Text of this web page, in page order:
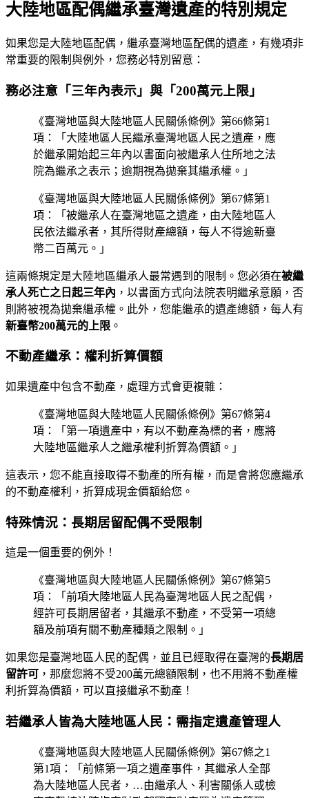
大陸地區配偶繼承臺灣遺產的特別規定
如果您是大陸地區配偶，繼承臺灣地區配偶的遺產，有幾項非
常重要的限制與例外，您務必特別留意：
務必注意「三年內表示」與「200萬元上限」
《臺灣地區與大陸地區人民關係條例》第66條第1
項：「大陸地區人民繼承臺灣地區人民之遺產，應
於繼承開始起三年內以書面向被繼承人住所地之法
院為繼承之表示；逾期視為拋棄其繼承權。」
《臺灣地區與大陸地區人民關係條例》第67條第1
項：「被繼承人在臺灣地區之遺產，由大陸地區人
民依法繼承者，其所得財產總額，每人不得逾新臺
幣二百萬元。」
這兩條規定是大陸地區繼承人最常遇到的限制。您必須在被繼
承人死亡之日起三年內 ，以書面方式向法院表明繼承意願，否
則將被視為拋棄繼承權。此外，您能繼承的遺產總額，每人有
新臺幣200萬元的上限 。
不動產繼承：權利折算價額
如果遺產中包含不動產，處理方式會更複雜：
《臺灣地區與大陸地區人民關係條例》第67條第4
項：「第一項遺產中，有以不動產為標的者，應將
大陸地區繼承人之繼承權利折算為價額。」
這表示，您不能直接取得不動產的所有權，而是會將您應繼承
的不動產權利，折算成現金價額給您。
特殊情況：長期居留配偶不受限制
這是一個重要的例外！
《臺灣地區與大陸地區人民關係條例》第67條第5
項：「前項大陸地區人民為臺灣地區人民之配偶，
經許可長期居留者，其繼承不動產，不受第一項總
額及前項有關不動產種類之限制。」
如果您是臺灣地區人民的配偶，並且已經取得在臺灣的長期居
留許可 ，那麼您將不受200萬元總額限制，也不用將不動產權
利折算為價額，可以直接繼承不動產！
若繼承人皆為大陸地區人民：需指定遺產管理人
《臺灣地區與大陸地區人民關係條例》第67條之1
第1項：「前條第一項之遺產事件，其繼承人全部
為大陸地區人民者，…由繼承人、利害關係人或檢